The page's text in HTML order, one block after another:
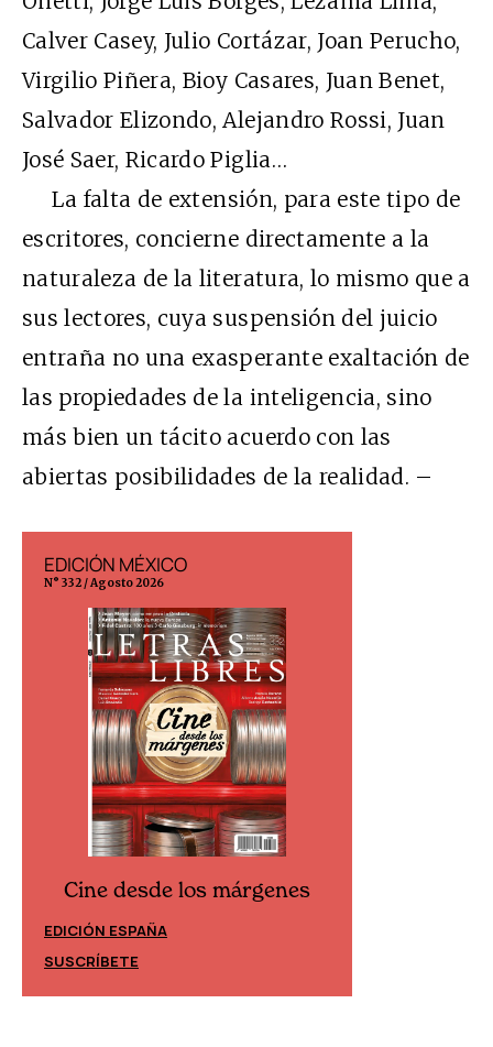
Calver Casey, Julio Cortázar, Joan Perucho,
Virgilio Piñera, Bioy Casares, Juan Benet,
Salvador Elizondo, Alejandro Rossi, Juan
José Saer, Ricardo Piglia…
La falta de extensión, para este tipo de
escritores, concierne directamente a la
naturaleza de la literatura, lo mismo que a
sus lectores, cuya suspensión del juicio
entraña no una exasperante exaltación de
las propiedades de la inteligencia, sino
más bien un tácito acuerdo con las
abiertas posibilidades de la realidad. –
EDICIÓN MÉXICO
N° 332 / Agosto 2026
Cine desde los márgenes
EDICIÓN ESPAÑA
SUSCRÍBETE